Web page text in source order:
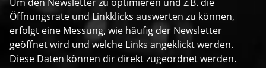
Öffnungsrate und Linkklicks auswerten zu können,
erfolgt eine Messung, wie häufig der Newsletter
geöffnet wird und welche Links angeklickt werden.
Diese Daten können dir direkt zugeordnet werden.